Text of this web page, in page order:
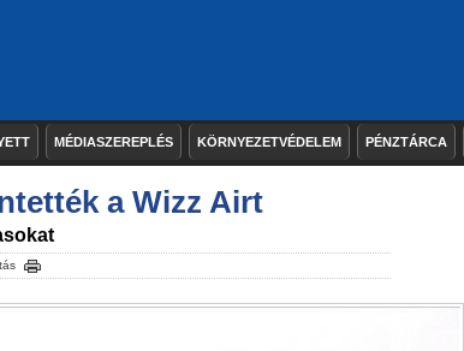
MÉDIASZEREPLÉS KÖRNYEZETVÉDELEM PÉNZTÁRCA
a Wizz Airt